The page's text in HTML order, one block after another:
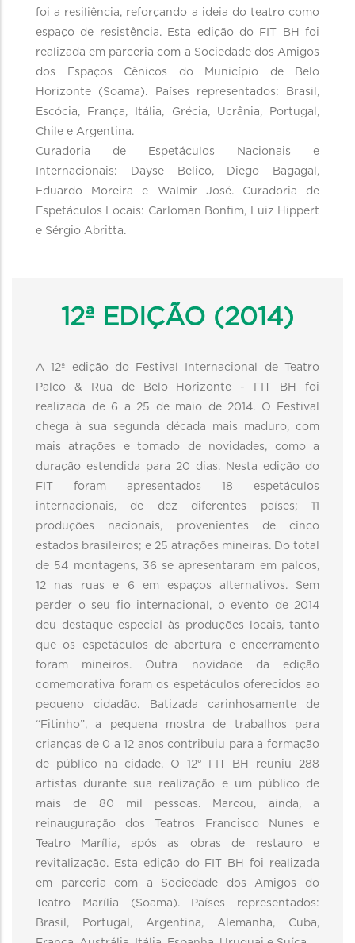
foi a resiliência, reforçando a ideia do teatro como
espaço de resistência. Esta edição do FIT BH foi
realizada em parceria com a Sociedade dos Amigos
dos Espaços Cênicos do Município de Belo
Horizonte (Soama). Países representados: Brasil,
Escócia, França, Itália, Grécia, Ucrânia, Portugal,
Chile e Argentina.
Curadoria de Espetáculos Nacionais e
Internacionais: Dayse Belico, Diego Bagagal,
Eduardo Moreira e Walmir José. Curadoria de
Espetáculos Locais: Carloman Bonfim, Luiz Hippert
e Sérgio Abritta.
12ª EDIÇÃO (2014)
A 12ª edição do Festival Internacional de Teatro
Palco & Rua de Belo Horizonte - FIT BH foi
realizada de 6 a 25 de maio de 2014. O Festival
chega à sua segunda década mais maduro, com
mais atrações e tomado de novidades, como a
duração estendida para 20 dias. Nesta edição do
FIT foram apresentados 18 espetáculos
internacionais, de dez diferentes países; 11
produções nacionais, provenientes de cinco
estados brasileiros; e 25 atrações mineiras. Do total
de 54 montagens, 36 se apresentaram em palcos,
12 nas ruas e 6 em espaços alternativos. Sem
perder o seu fio internacional, o evento de 2014
deu destaque especial às produções locais, tanto
que os espetáculos de abertura e encerramento
foram mineiros. Outra novidade da edição
comemorativa foram os espetáculos oferecidos ao
pequeno cidadão. Batizada carinhosamente de
“Fitinho”, a pequena mostra de trabalhos para
crianças de 0 a 12 anos contribuiu para a formação
de público na cidade. O 12º FIT BH reuniu 288
artistas durante sua realização e um público de
mais de 80 mil pessoas. Marcou, ainda, a
reinauguração dos Teatros Francisco Nunes e
Teatro Marília, após as obras de restauro e
revitalização. Esta edição do FIT BH foi realizada
em parceria com a Sociedade dos Amigos do
Teatro Marília (Soama). Países representados:
Brasil, Portugal, Argentina, Alemanha, Cuba,